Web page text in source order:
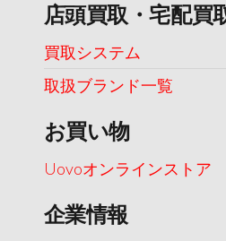
店頭買取・宅配買
買取システム
取扱ブランド一覧
お買い物
Uovoオンラインストア
企業情報